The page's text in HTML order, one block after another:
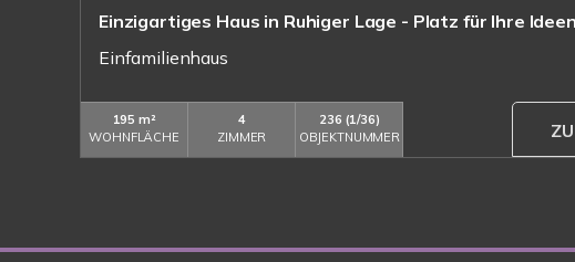
Einzigartiges Haus in Ruhiger Lage - Platz für Ihre
Einfamilienhaus
195 m²
WOHNFLÄCHE
4
ZIMMER
236 (1/36)
OBJEKTNUMMER